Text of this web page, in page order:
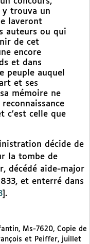
trouva un
laveront
auteurs ou qui
de cet
encore
et dans
peuple auquel
et ses
mémoire ne
c’est celle que
décide de
la tombe de
décédé aide-major
et enterré dans
.
Ms-7620, Copie de
et Peiffer, juillet